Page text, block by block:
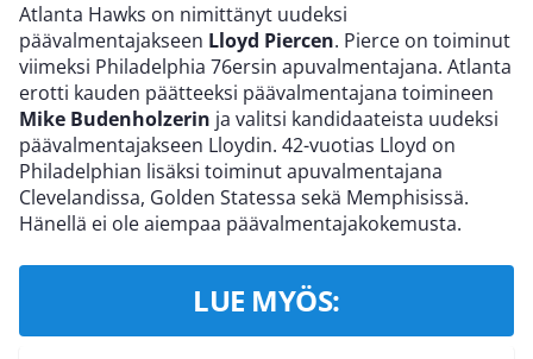
Atlanta Hawks on nimittänyt uudeksi
päävalmentajakseen Lloyd Piercen. Pierce on toiminut
viimeksi Philadelphia 76ersin apuvalmentajana. Atlanta
erotti kauden päätteeksi päävalmentajana toimineen
Mike Budenholzerin ja valitsi kandidaateista uudeksi
päävalmentajakseen Lloydin. 42-vuotias Lloyd on
Philadelphian lisäksi toiminut apuvalmentajana
Clevelandissa, Golden Statessa sekä Memphisissä.
Hänellä ei ole aiempaa päävalmentajakokemusta.
LUE MYÖS: